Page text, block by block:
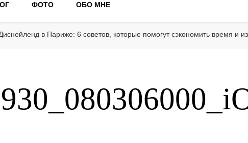
ФОТО ОБО МНЕ
в Париже: 6 советов, которые помогут сэкономить время и